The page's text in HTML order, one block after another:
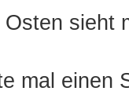
Osten sieht
mal einen